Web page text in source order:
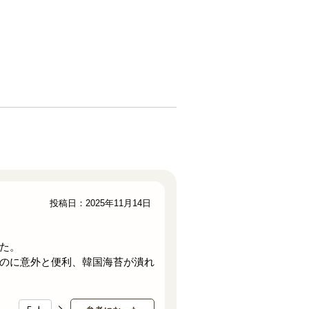
。
に意外と便利、韓国海苔が潰れ
投稿日：2025年11月14日